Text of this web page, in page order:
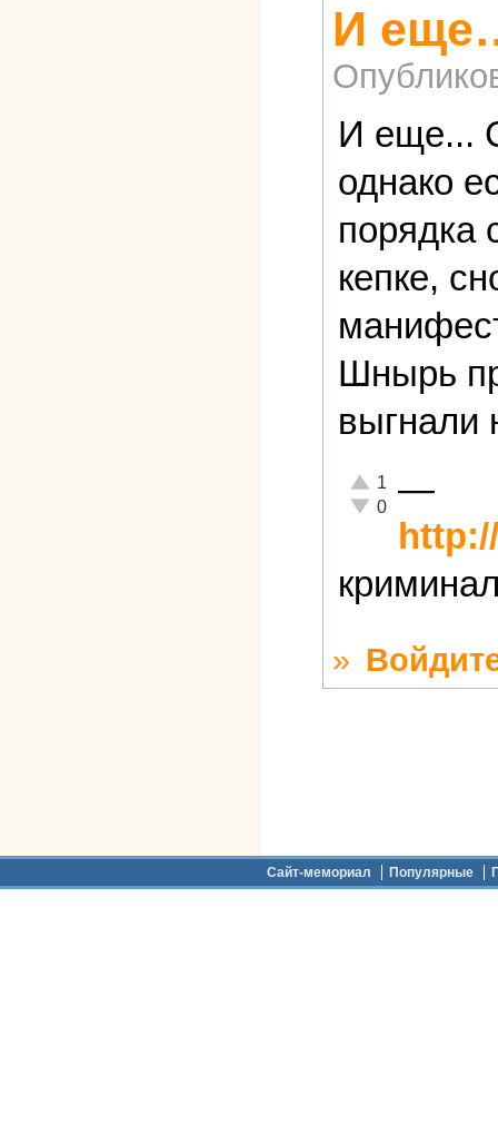
И
И еще...
однако
порядка
кепке,
Шнырь
выгнали
Отлично!
1
Неадекватно!
0 —
»
Сайт-мемориал Популярные